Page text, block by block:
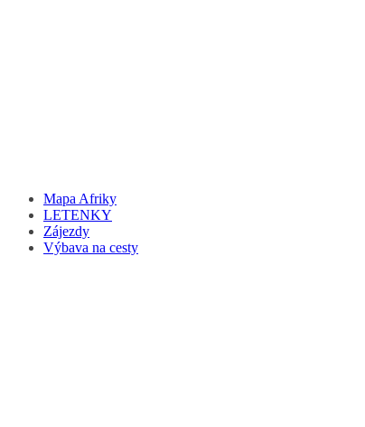
Mapa Afriky
LETENKY
Zájezdy
Výbava na cesty